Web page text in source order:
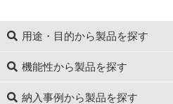
用途・目的から製品を探す
機能性から製品を探す
納入事例から製品を探す